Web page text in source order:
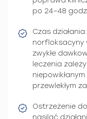
po 24–48
Czas
norfloksacyny
zwykłe
leczenia
przewlekłym
Ostrzeżenie
nasilać